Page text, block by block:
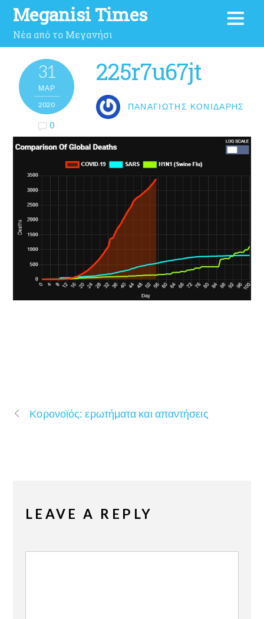
Meganisi Times
Νέα από το Μεγανήσι
31
ΜΑΡ
2020
0
225r7u67jt
ΠΑΝΑΓΙΏΤΗΣ ΚΟΝΙΔΆΡΗΣ
Κορονοϊός: ερωτήματα και απαντήσεις
LEAVE A REPLY